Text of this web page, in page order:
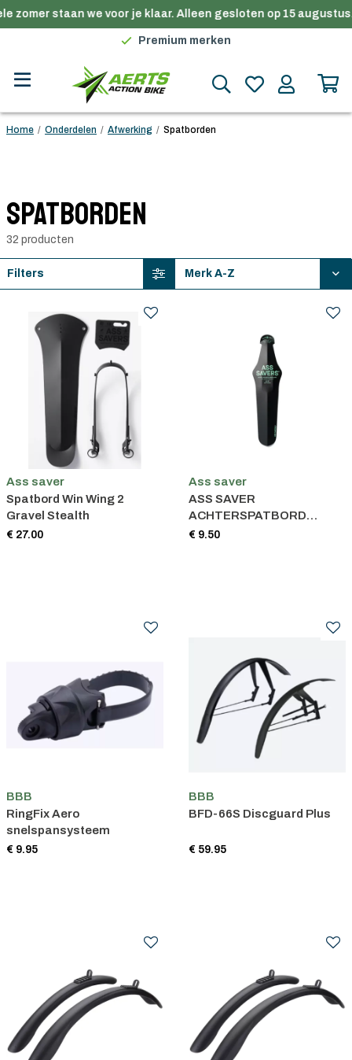
zomer staan we voor je klaar. Alleen gesloten op 15 augustus.
Gratis verzending in België vanaf €100
Premium merken
Gratis verzending in België vanaf €100
Home / Onderdelen / Afwerking / Spatborden
Spatborden
32 producten
Filters
Ass saver
Spatbord Win Wing 2
Gravel Stealth
€ 27.00
Ass saver
ASS SAVER
ACHTERSPATBORD
REGULAR ZWART
€ 9.50
BBB
RingFix Aero
snelspansysteem
€ 9.95
BBB
BFD-66S Discguard Plus
€ 59.95